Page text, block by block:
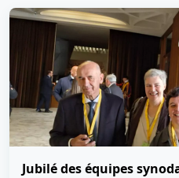
Jubilé des équipes